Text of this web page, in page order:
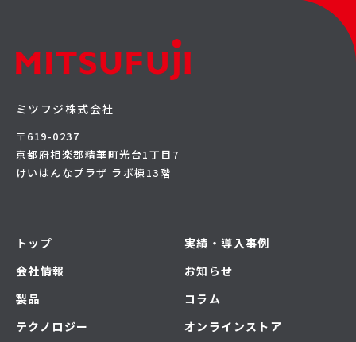
ミツフジ株式会社
〒619-0237
京都府相楽郡精華町光台1丁目7
けいはんなプラザ ラボ棟13階
トップ
会社情報
製品
テクノロジー
実績・導入事例
お知らせ
コラム
オンラインストア